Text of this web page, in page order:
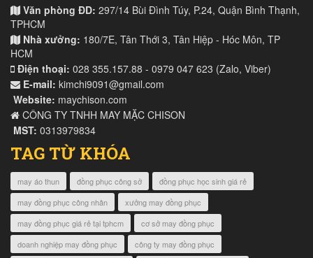
Văn phòng ĐD: 297/14 Bùi Đình Túy, P.24, Quận Bình Thạnh,
TPHCM
Nhà xưởng: 180/7E, Tân Thới 3, Tân Hiệp - Hóc Môn, TP
HCM
Điện thoại: 028 355.157.88 - 0979 047 623 (Zalo, Viber)
E-mail: kimchi9091@gmail.com
Website: maychison.com
CÔNG TY TNHH MAY MẶC CHISON
MST: 0313979834
TAG TỪ KHÓA
may áo thun đồng phục công sở
đồng phục học sinh giá rẻ
may đồng phục công nhân
xưởng may đồng phục
may đồng phục giá rẻ tại tphcm
cơ sở may đồng phục
doanh nghiệp may đồng phục
công ty may đồng phục